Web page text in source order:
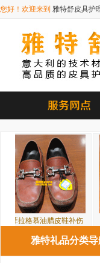
您好！欢迎来到 雅特舒皮具护
皮鞋补伤 古驰（
雅特礼品分类导